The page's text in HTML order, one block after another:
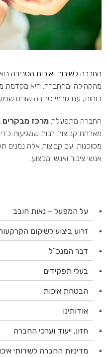
החברה לשירותי איכות הסביבה ר
מהקהילה ומהחברה. היא מקדמת
כוחות, עם גורמי סביבה שונים
החברה מתפעלת מרכז מבקרים
מארחת קבוצות רבות שמגיעות
מסוכנות. עם קבוצות אלה נמנים
אנשי ציבור ואנשי מקצוע.
על המפעל – נאות חובב
זרוע ביצוע לשיקום
דבר המנכ”ל
בעלי תפקידים
הבטחת איכות
אודותינו
חזון, ייעוד וערכי החברה
מדיניות החברה לשירותי